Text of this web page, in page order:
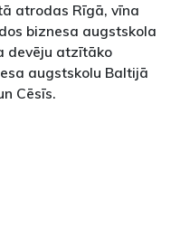
atrodas Rīgā, vīna
biznesa augstskola
devēju atzītāko
augstskolu Baltijā
Cēsīs.